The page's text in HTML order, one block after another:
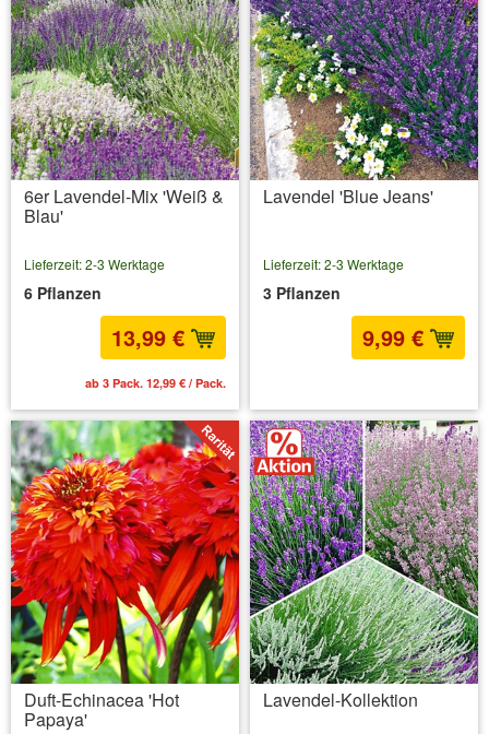
6er Lavendel-Mix 'Weiß &
Blau'
Lieferzeit: 2-3 Werktage
6 Pflanzen
13,99 €
ab 3 Pack. 12,99 € / Pack.
Lavendel 'Blue Jeans'
Lieferzeit: 2-3 Werktage
3 Pflanzen
9,99 €
Duft-Echinacea 'Hot
Papaya'
Lavendel-Kollektion